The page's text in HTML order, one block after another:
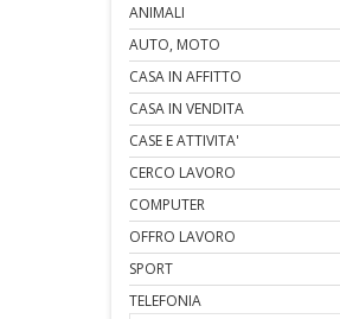
ANIMALI
AUTO, MOTO
CASA IN AFFITTO
CASA IN VENDITA
CASE E ATTIVITA'
CERCO LAVORO
COMPUTER
OFFRO LAVORO
SPORT
TELEFONIA